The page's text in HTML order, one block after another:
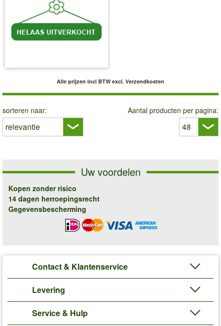
Alle prijzen incl BTW excl. Verzendkosten
sorteren naar: Aantal producten per pagina:
Uw voordelen
Kopen zonder risico
14 dagen herroepingsrecht
Gegevensbescherming
Contact & Klantenservice
Levering
Service & Hulp